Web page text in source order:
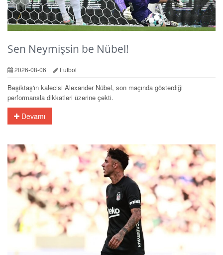
Sen Neymişsin be Nübel!
2026-08-06 Futbol
Beşiktaş'ın kalecisi Alexander Nübel, son maçında gösterdiği
performansla dikkatleri üzerine çekti.
Devamı